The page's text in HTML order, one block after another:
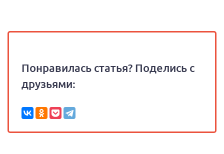
Понравилась статья? Поделись с
друзьями: